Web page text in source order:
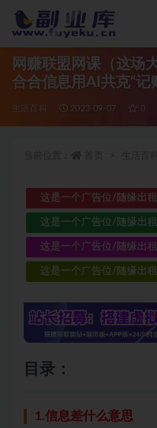
网赚联盟网课（这场
合合信息用AI共克“记
12:47）2016最新网
生活百科 2023-09-07 0
这是一个广告位/随缘出租
这是一个广告位/随缘出租
这是一个广告位/随缘出租
这是一个广告位/随缘出租
目录：
1.信息差什么意思